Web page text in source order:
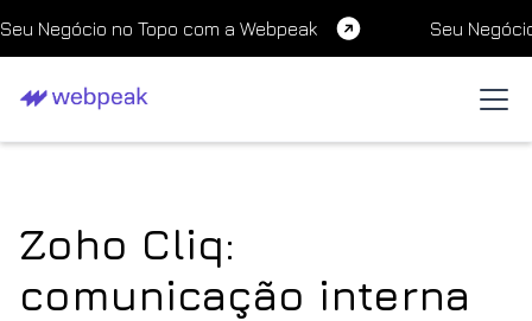
Seu Negócio no Topo com a Webpeak Seu
Zoho Cliq:
comunicação interna